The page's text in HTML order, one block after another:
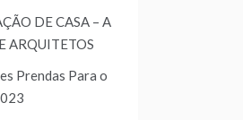
DE CASA – A
ARQUITETOS
Prendas Para o